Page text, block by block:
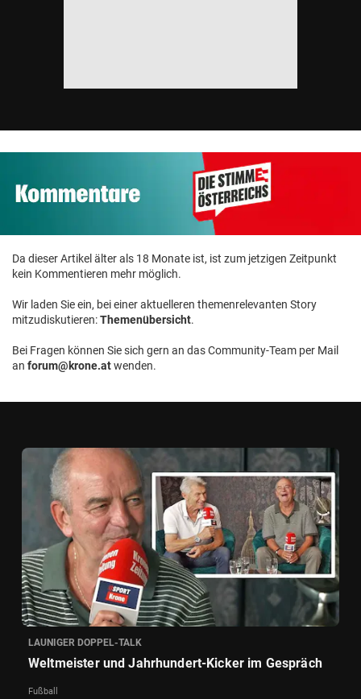
Da dieser Artikel älter als 18 Monate ist, ist zum jetzigen Zeitpunkt
kein Kommentieren mehr möglich.
Wir laden Sie ein, bei einer aktuelleren themenrelevanten Story
mitzudiskutieren:Themenübersicht.
Bei Fragen können Sie sich gern an das Community-Team per Mail
an forum@krone.atwenden.
LAUNIGER DOPPEL-TALK
Weltmeister und Jahrhundert-Kicker im Gespräch
Fußball